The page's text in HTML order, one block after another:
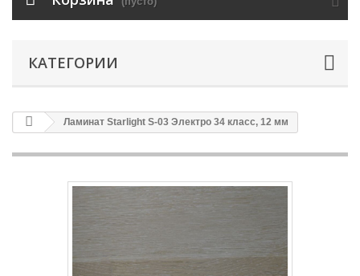
КАТЕГОРИИ
Ламинат Starlight S-03 Электро 34 класс, 12 мм